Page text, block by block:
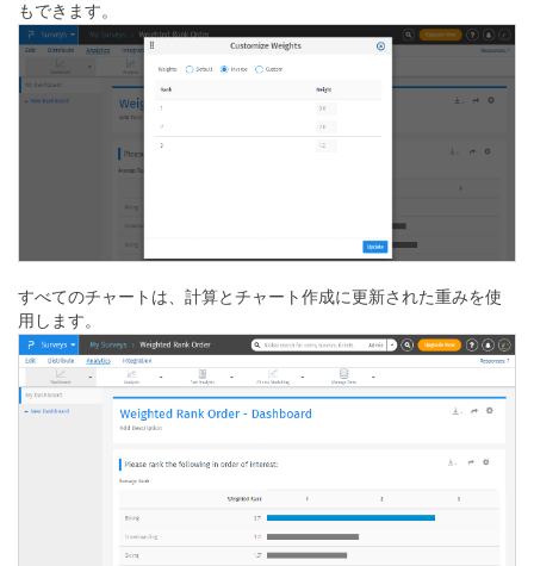
もできます。
すべてのチャートは、計算とチャート作成に更新された重みを使
用します。